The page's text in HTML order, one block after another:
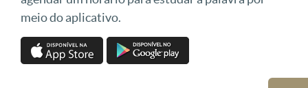
meio do aplicativo.